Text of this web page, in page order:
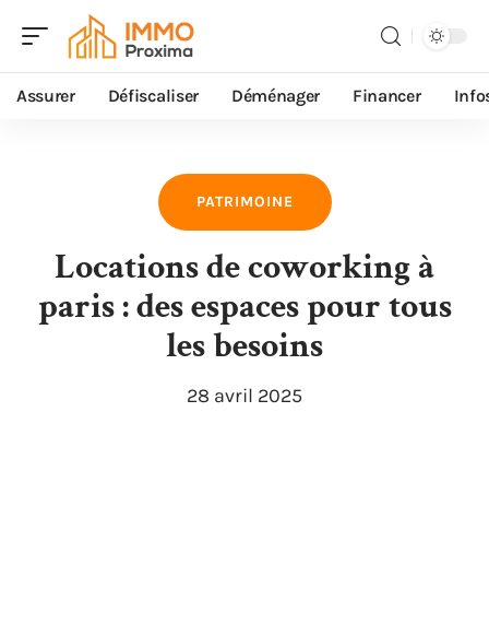
Assurer Défiscaliser Déménager Financer
PATRIMOINE
Locations de coworking à
paris : des espaces pour tous
les besoins
28 avril 2025